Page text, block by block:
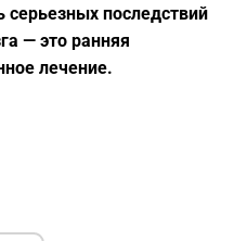
последствий
— это ранняя
лечение.